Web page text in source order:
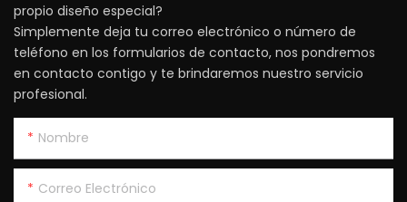
propio diseño especial?
Simplemente deja tu correo electrónico o número de
teléfono en los formularios de contacto, nos pondremos
en contacto contigo y te brindaremos nuestro servicio
profesional.
Nombre
Correo Electrónico